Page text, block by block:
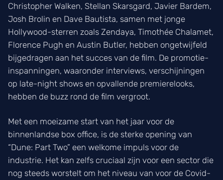
Christopher Walken, Stellan Skarsgard, Javier Bardem,
Josh Brolin en Dave Bautista, samen met jonge
Hollywood-sterren zoals Zendaya, Timothée Chalamet,
Florence Pugh en Austin Butler, hebben ongetwijfeld
bijgedragen aan het succes van de film. De promotie-
inspanningen, waaronder interviews, verschijningen
op late-night shows en opvallende premierelooks,
hebben de buzz rond de film vergroot.
Met een moeizame start van het jaar voor de
binnenlandse box office, is de sterke opening van
“Dune: Part Two” een welkome impuls voor de
industrie. Het kan zelfs cruciaal zijn voor een sector die
nog steeds worstelt om het niveau van voor de Covid-